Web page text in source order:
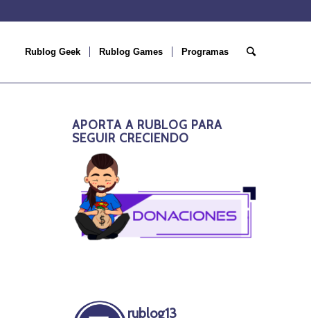
Rublog Geek Rublog Games Programas
APORTA A RUBLOG PARA
SEGUIR CRECIENDO
rublog13